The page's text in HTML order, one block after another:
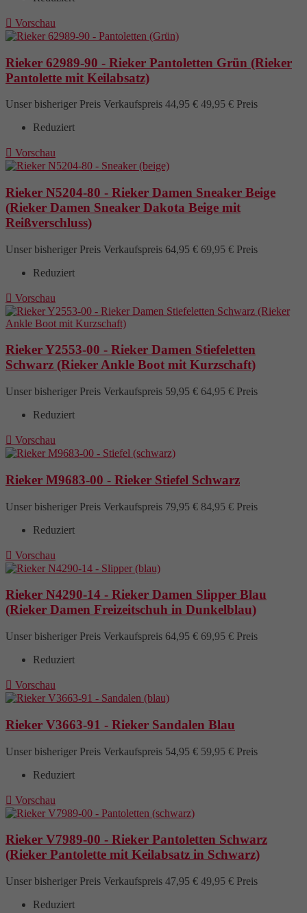
 Vorschau
Rieker 62989-90 - Rieker Pantoletten Grün (Rieker
Pantolette mit Keilabsatz)
Unser bisheriger Preis Verkaufspreis 44,95 € 49,95 € Preis
Reduziert
 Vorschau
Rieker N5204-80 - Rieker Damen Sneaker Beige
(Rieker Damen Sneaker Dakota Beige mit
Reißverschluss)
Unser bisheriger Preis Verkaufspreis 64,95 € 69,95 € Preis
Reduziert
 Vorschau
Rieker Y2553-00 - Rieker Damen Stiefeletten
Schwarz (Rieker Ankle Boot mit Kurzschaft)
Unser bisheriger Preis Verkaufspreis 59,95 € 64,95 € Preis
Reduziert
 Vorschau
Rieker M9683-00 - Rieker Stiefel Schwarz
Unser bisheriger Preis Verkaufspreis 79,95 € 84,95 € Preis
Reduziert
 Vorschau
Rieker N4290-14 - Rieker Damen Slipper Blau
(Rieker Damen Freizeitschuh in Dunkelblau)
Unser bisheriger Preis Verkaufspreis 64,95 € 69,95 € Preis
Reduziert
 Vorschau
Rieker V3663-91 - Rieker Sandalen Blau
Unser bisheriger Preis Verkaufspreis 54,95 € 59,95 € Preis
Reduziert
 Vorschau
Rieker V7989-00 - Rieker Pantoletten Schwarz
(Rieker Pantolette mit Keilabsatz in Schwarz)
Unser bisheriger Preis Verkaufspreis 47,95 € 49,95 € Preis
Reduziert